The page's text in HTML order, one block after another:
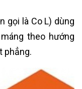
gọi là Co L) dùng
theo hướng
phẳng.